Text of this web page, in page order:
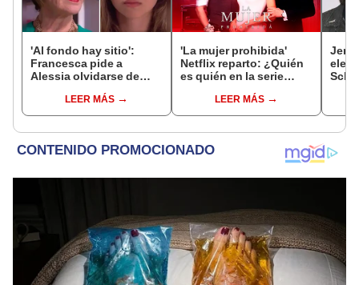
'Al fondo hay sitio':
Francesca pide a
Alessia olvidarse de
premios del Francesca's
LEER MÁS
'La mujer prohibida'
Netflix reparto: ¿Quién
es quién en la serie
protagonizada por
Valerie Domínguez?
LEER MÁS